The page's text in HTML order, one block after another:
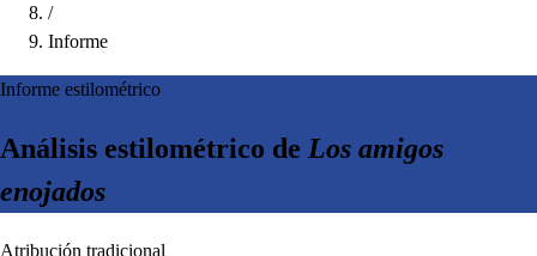
/
Informe
Informe estilométrico
Análisis estilométrico de Los amigos
enojados
Atribución tradicional